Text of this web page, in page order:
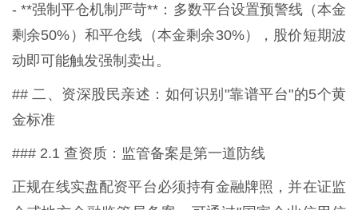
- **强制平仓机制严苛**：多数平台设置预警线（本金
剩余50%）和平仓线（本金剩余30%），股价短期波
动即可能触发强制卖出。
## 二、资深股民亲述：如何识别"靠谱平台"的5个黄
金标准
### 2.1 查资质：监管备案是第一道防线
正规在线实盘配资平台必须持有金融牌照，并在证监